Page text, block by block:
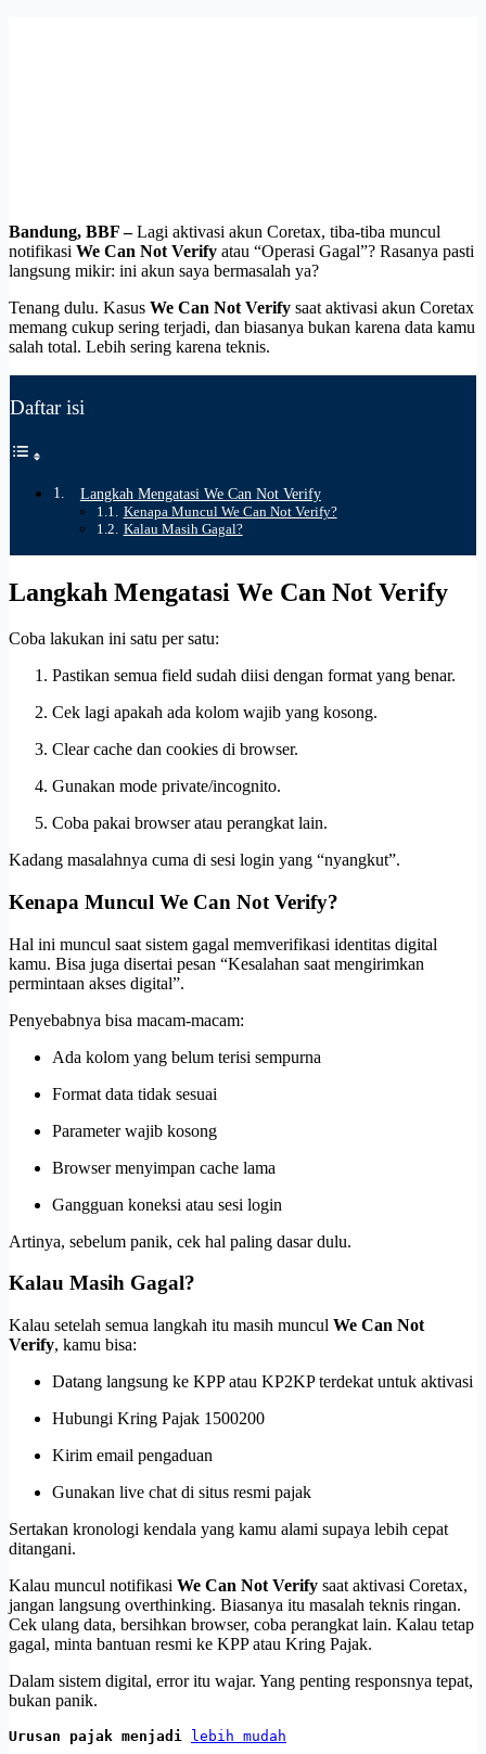
Bandung, BBF –Lagi aktivasi akun Coretax, tiba-tiba muncul
notifikasi We Can Not Verify atau “Operasi Gagal”? Rasanya pasti
langsung mikir: ini akun saya bermasalah ya?
Tenang dulu. Kasus We Can Not Verify saat aktivasi akun Coretax
memang cukup sering terjadi, dan biasanya bukan karena data kamu
salah total. Lebih sering karena teknis.
Daftar isi
Langkah Mengatasi We Can Not Verify
Kenapa Muncul We Can Not Verify?
Kalau Masih Gagal?
Langkah Mengatasi We Can Not Verify
Coba lakukan ini satu per satu:
Pastikan semua field sudah diisi dengan format yang benar.
Cek lagi apakah ada kolom wajib yang kosong.
Clear cache dan cookies di browser.
Gunakan mode private/incognito.
Coba pakai browser atau perangkat lain.
Kadang masalahnya cuma di sesi login yang “nyangkut”.
Kenapa Muncul We Can Not Verify?
Hal ini muncul saat sistem gagal memverifikasi identitas digital
kamu. Bisa juga disertai pesan “Kesalahan saat mengirimkan
permintaan akses digital”.
Penyebabnya bisa macam-macam:
Ada kolom yang belum terisi sempurna
Format data tidak sesuai
Parameter wajib kosong
Browser menyimpan cache lama
Gangguan koneksi atau sesi login
Artinya, sebelum panik, cek hal paling dasar dulu.
Kalau Masih Gagal?
Kalau setelah semua langkah itu masih muncul We Can Not
Verify, kamu bisa:
Datang langsung ke KPP atau KP2KP terdekat untuk aktivasi
Hubungi Kring Pajak 1500200
Kirim email pengaduan
Gunakan live chat di situs resmi pajak
Sertakan kronologi kendala yang kamu alami supaya lebih cepat
ditangani.
Kalau muncul notifikasi We Can Not Verify saat aktivasi Coretax,
jangan langsung overthinking. Biasanya itu masalah teknis ringan.
Cek ulang data, bersihkan browser, coba perangkat lain. Kalau tetap
gagal, minta bantuan resmi ke KPP atau Kring Pajak.
Dalam sistem digital, error itu wajar. Yang penting responsnya tepat,
bukan panik.
Urusan pajak menjadi lebih mudah